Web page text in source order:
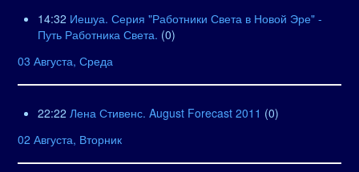
14:32 Иешуа. Серия "Работники Света в Новой Эре" -
Путь Работника Света. (0)
03 Августа, Среда
22:22 Лена Стивенс. August Forecast 2011 (0)
02 Августа, Вторник